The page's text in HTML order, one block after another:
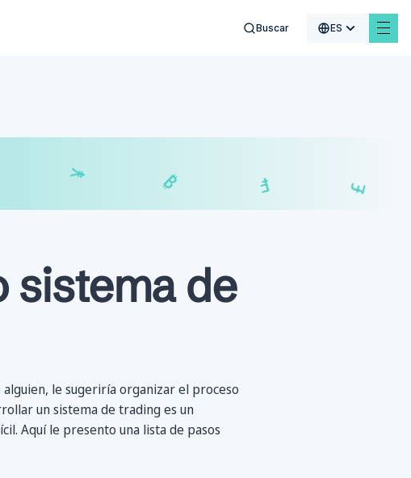
Buscar ES
sistema de
le sugeriría organizar el proceso
un sistema de trading es un
Aquí le presento una lista de pasos